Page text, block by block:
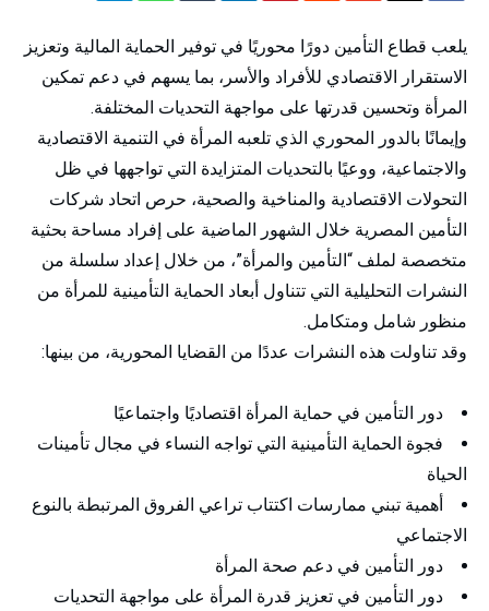
يلعب قطاع التأمين دورًا محوريًا في توفير الحماية المالية وتعزيز
الاستقرار الاقتصادي للأفراد والأسر، بما يسهم في دعم تمكين
المرأة وتحسين قدرتها على مواجهة التحديات المختلفة.
وإيمانًا بالدور المحوري الذي تلعبه المرأة في التنمية الاقتصادية
والاجتماعية، ووعيًا بالتحديات المتزايدة التي تواجهها في ظل
التحولات الاقتصادية والمناخية والصحية، حرص اتحاد شركات
التأمين المصرية خلال الشهور الماضية على إفراد مساحة بحثية
متخصصة لملف “التأمين والمرأة”، من خلال إعداد سلسلة من
النشرات التحليلية التي تتناول أبعاد الحماية التأمينية للمرأة من
منظور شامل ومتكامل.
وقد تناولت هذه النشرات عددًا من القضايا المحورية، من بينها:
دور التأمين في حماية المرأة اقتصاديًا واجتماعيًا
فجوة الحماية التأمينية التي تواجه النساء في مجال تأمينات
الحياة
أهمية تبني ممارسات اكتتاب تراعي الفروق المرتبطة بالنوع
الاجتماعي
دور التأمين في دعم صحة المرأة
دور التأمين في تعزيز قدرة المرأة على مواجهة التحديات